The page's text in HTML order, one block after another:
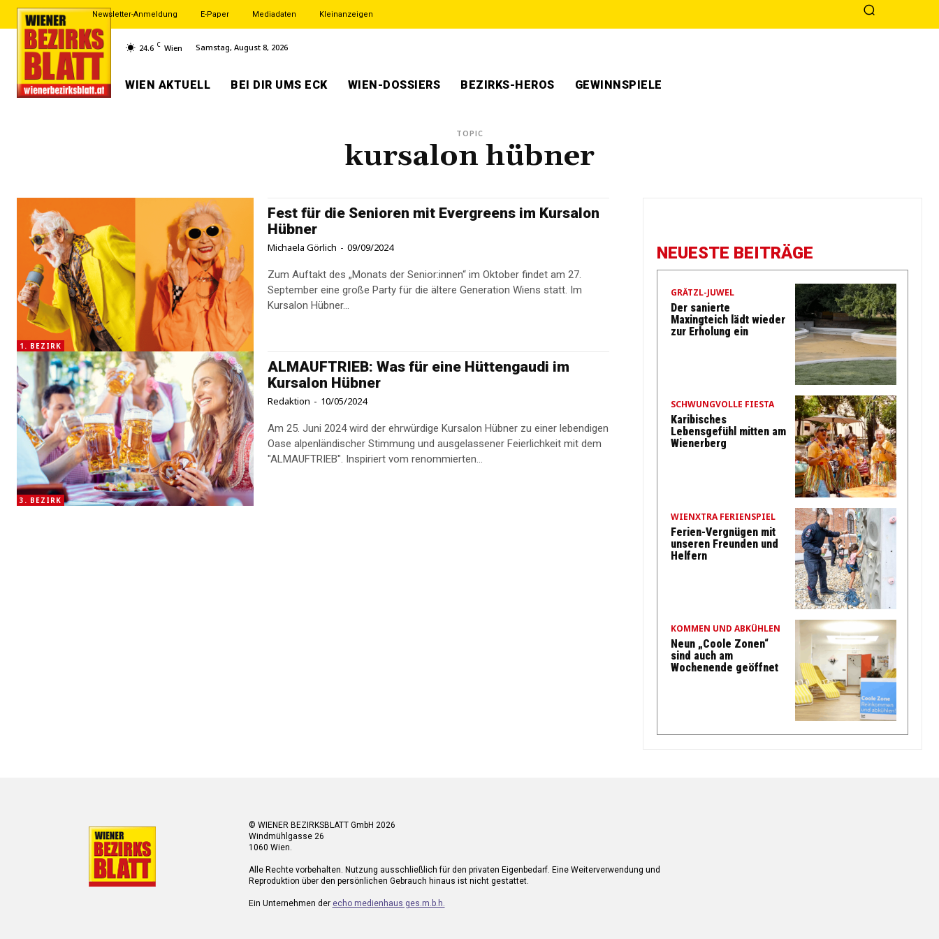
Newsletter-Anmeldung E-Paper Mediadaten Kleinanzeigen
24.6 C Wien Samstag, August 8, 2026
WIEN AKTUELL BEI DIR UMS ECK WIEN-DOSSIERS BEZIRKS-HEROS GEWINNSPIELE
TOPIC
kursalon hübner
1. BEZIRK
Fest für die Senioren mit Evergreens im Kursalon
Hübner
Michaela Görlich - 09/09/2024
Zum Auftakt des „Monats der Senior:innen“ im Oktober findet am 27.
September eine große Party für die ältere Generation Wiens statt. Im
Kursalon Hübner...
3. BEZIRK
ALMAUFTRIEB: Was für eine Hüttengaudi im
Kursalon Hübner
Redaktion - 10/05/2024
Am 25. Juni 2024 wird der ehrwürdige Kursalon Hübner zu einer lebendigen
Oase alpenländischer Stimmung und ausgelassener Feierlichkeit mit dem
"ALMAUFTRIEB". Inspiriert vom renommierten...
NEUESTE BEITRÄGE
GRÄTZL-JUWEL
Der sanierte
Maxingteich lädt wieder
zur Erholung ein
SCHWUNGVOLLE FIESTA
Karibisches
Lebensgefühl mitten am
Wienerberg
WIENXTRA FERIENSPIEL
Ferien-Vergnügen mit
unseren Freunden und
Helfern
KOMMEN UND ABKÜHLEN
Neun „Coole Zonen“
sind auch am
Wochenende geöffnet
© WIENER BEZIRKSBLATT GmbH 2026
Windmühlgasse 26
1060 Wien.
Alle Rechte vorbehalten. Nutzung ausschließlich für den privaten Eigenbedarf. Eine Weiterverwendung und
Reproduktion über den persönlichen Gebrauch hinaus ist nicht gestattet.
Ein Unternehmen der echo medienhaus ges.m.b.h.